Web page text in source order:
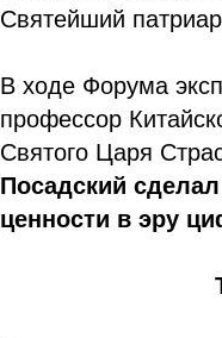
Святейший
В ходе Форума
профессор
Святого Царя
Посадский
ценности в эру